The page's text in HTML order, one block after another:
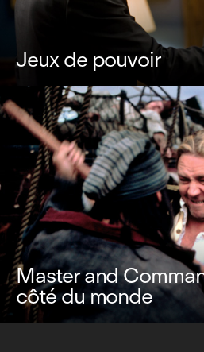
Jeux de pouvoir
Master and
côté du monde